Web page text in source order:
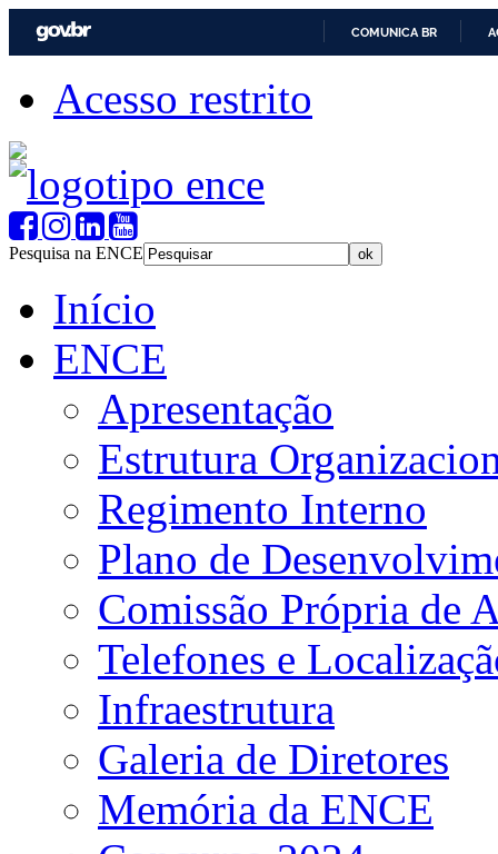
COMUNICA BR
Acesso restrito
Pesquisa na ENCE
Início
ENCE
Apresentação
Estrutura
Regimento Interno
Plano de
Comissão Própria de
Telefones e
Infraestrutura
Galeria de Diretores
Memória da ENCE